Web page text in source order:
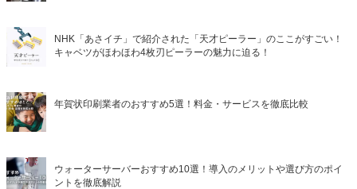
NHK「あさイチ」で紹介された「天才ピーラー」のここがすごい！
キャベツがほわほわ4枚刃ピーラーの魅力に迫る！
年賀状印刷業者のおすすめ5選！料金・サービスを徹底比較
ウォーターサーバーおすすめ10選！導入のメリットや選び方のポイ
ントを徹底解説